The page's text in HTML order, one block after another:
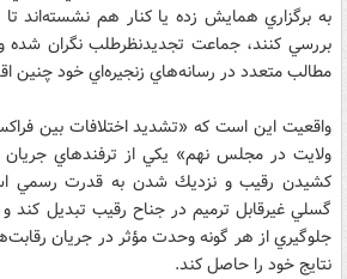
به برگزاري همايش زده يا كنار هم نشسته‌اند
بررسي كنند، جماعت تجديدنظرطلب نگران شده و
مطالب متعدد در رسانه‌هاي زنجيره‌اي خود چنين
واقعيت اين است كه «‌تشديد اختلافات بين
ولايت در مجلس نهم» يكي از ترفندهاي
كشيدن رقيب و نزديك شدن به قدرت رسمي
گسلي غيرقابل ترميم در جناح رقيب تبديل كند و
جلوگيري از هر گونه وحدت مؤثر در جريان
نتايج خود را حاصل كند.